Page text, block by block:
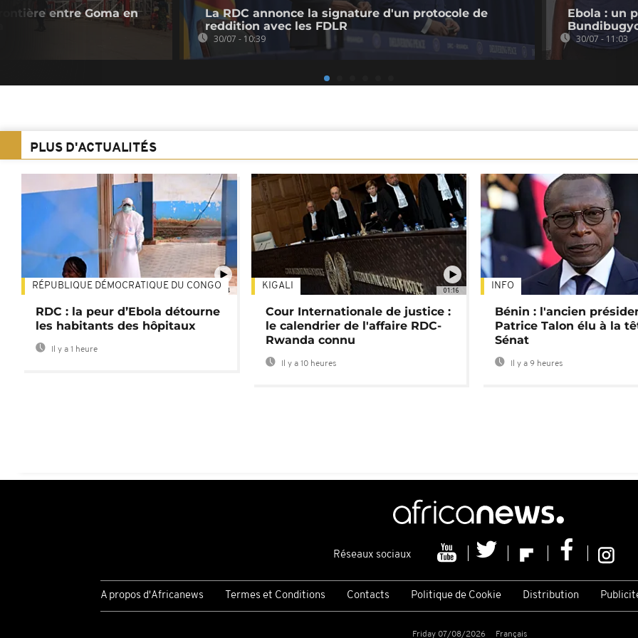
entre Goma en
La RDC annonce la signature d'un protocole de
reddition avec les FDLR
30/07 - 10:39
Ebola : un
30/07 - 11:03
PLUS D'ACTUALITÉS
01:34
RÉPUBLIQUE DÉMOCRATIQUE DU CONGO
RDC : la peur d’Ebola détourne
les habitants des hôpitaux
Il y a 1 heure
01:16
KIGALI
Cour Internationale de justice :
le calendrier de l'affaire RDC-
Rwanda connu
Il y a 10 heures
INFO
Bénin : l'ancien
Patrice Talon élu à la
Sénat
Il y a 9 heures
Réseaux sociaux
A propos d'Africanews Termes et Conditions Contacts Politique de Cookie Distribution
Friday 07/08/2026